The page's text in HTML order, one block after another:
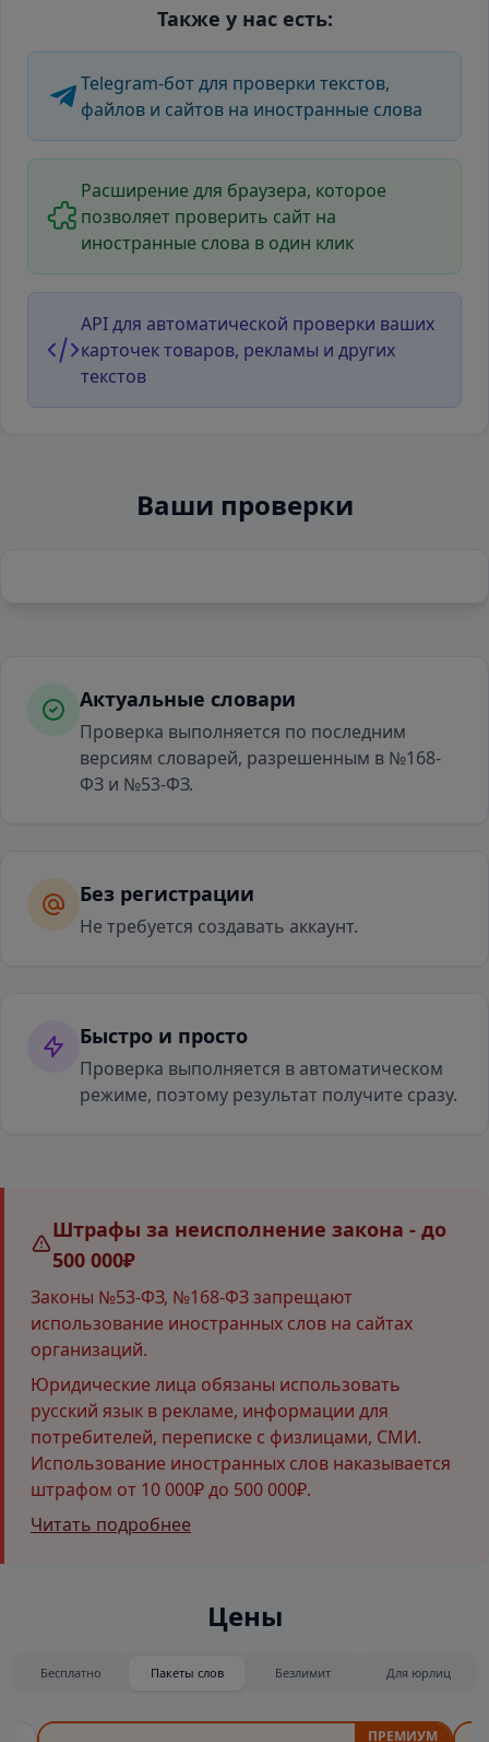
Также у нас есть:
Telegram-бот для проверки текстов,
файлов и сайтов на иностранные слова
Расширение для браузера, которое
позволяет проверить сайт на
иностранные слова в один клик
API для автоматической проверки ваших
карточек товаров, рекламы и других
текстов
Ваши проверки
Актуальные словари
Проверка выполняется по последним
версиям словарей, разрешенным в №168-
ФЗ и №53-ФЗ.
Без регистрации
Не требуется создавать аккаунт.
Быстро и просто
Проверка выполняется в автоматическом
режиме, поэтому результат получите сразу.
Штрафы за неисполнение закона - до
500 000₽
Законы №53-ФЗ, №168-ФЗ запрещают
использование иностранных слов на сайтах
организаций.
Юридические лица обязаны использовать
русский язык в рекламе, информации для
потребителей, переписке с физлицами, СМИ.
Использование иностранных слов наказывается
штрафом от 10 000₽ до 500 000₽.
Читать подробнее
Цены
Бесплатно Пакеты слов Безлимит Для юрлиц
ПРЕМИУМ